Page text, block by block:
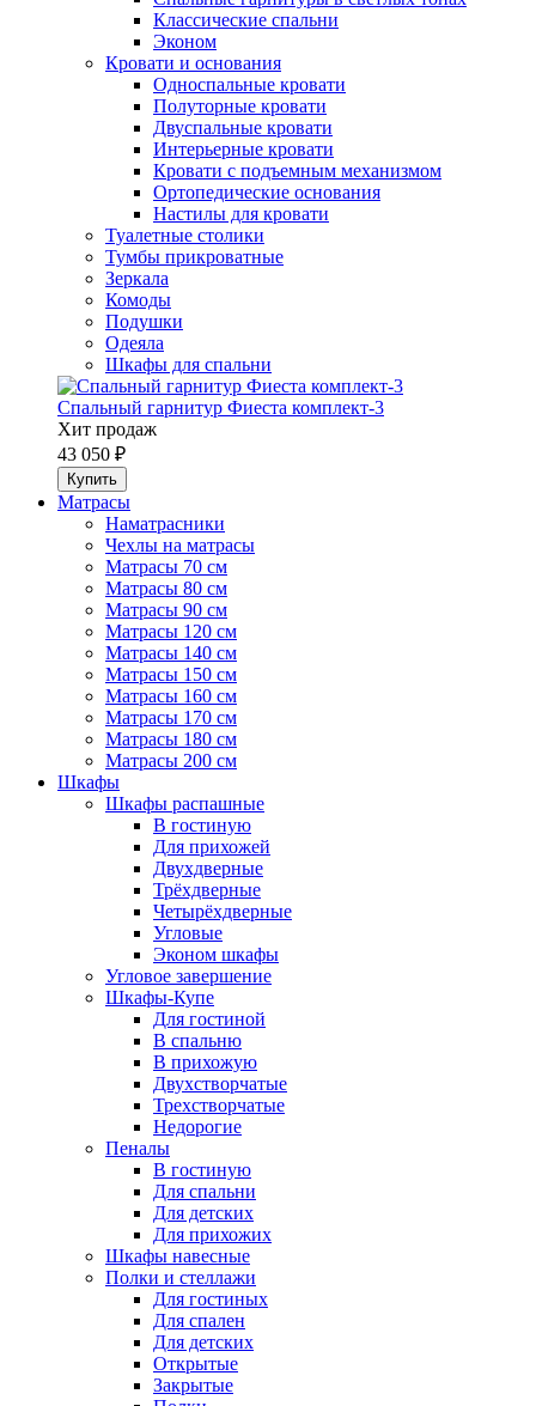
Классические спальни
Эконом
Кровати и основания
Односпальные кровати
Полуторные кровати
Двуспальные кровати
Интерьерные кровати
Кровати с подъемным механизмом
Ортопедические основания
Настилы для кровати
Туалетные столики
Тумбы прикроватные
Зеркала
Комоды
Подушки
Одеяла
Шкафы для спальни
Спальный гарнитур Фиеста комплект-3
Хит продаж
43 050 ₽
Матрасы
Наматрасники
Чехлы на матрасы
Матрасы 70 см
Матрасы 80 см
Матрасы 90 см
Матрасы 120 см
Матрасы 140 см
Матрасы 150 см
Матрасы 160 см
Матрасы 170 см
Матрасы 180 см
Матрасы 200 см
Шкафы
Шкафы распашные
В гостиную
Для прихожей
Двухдверные
Трёхдверные
Четырёхдверные
Угловые
Эконом шкафы
Угловое завершение
Шкафы-Купе
Для гостиной
В спальню
В прихожую
Двухстворчатые
Трехстворчатые
Недорогие
Пеналы
В гостиную
Для спальни
Для детских
Для прихожих
Шкафы навесные
Полки и стеллажи
Для гостиных
Для спален
Для детских
Открытые
Закрытые